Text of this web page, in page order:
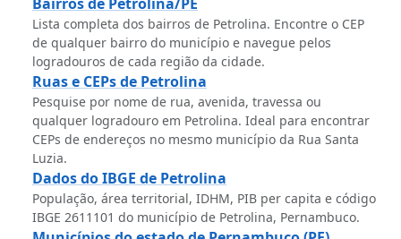
Lista completa dos bairros de Petrolina. Encontre o CEP
de qualquer bairro do município e navegue pelos
logradouros de cada região da cidade.
Ruas e CEPs de Petrolina
Pesquise por nome de rua, avenida, travessa ou
qualquer logradouro em Petrolina. Ideal para encontrar
CEPs de endereços no mesmo município da Rua Santa
Luzia.
Dados do IBGE de Petrolina
População, área territorial, IDHM, PIB per capita e código
IBGE 2611101 do município de Petrolina, Pernambuco.